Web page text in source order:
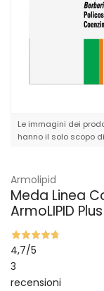
Le immagini dei
hanno il solo scopo
Armolipid
Meda Linea
ArmoLIPID
4,7/5
3
recensioni